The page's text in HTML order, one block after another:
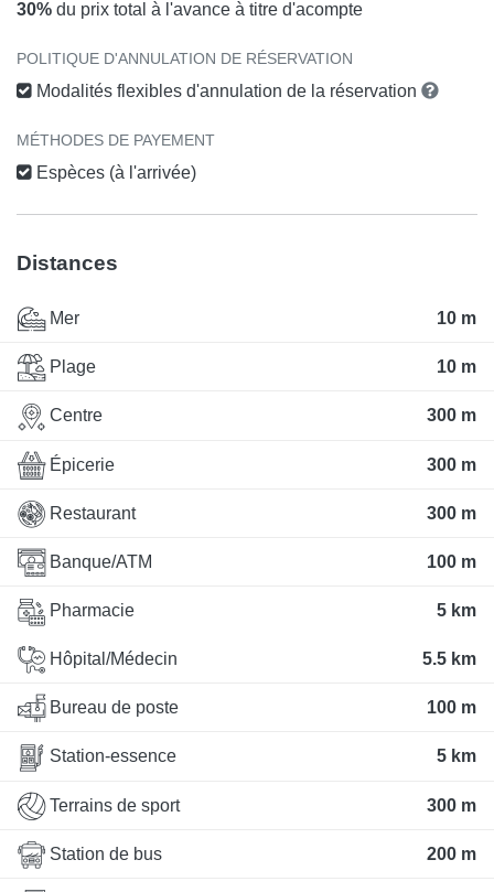
30% du prix total à l'avance à titre d'acompte
POLITIQUE D'ANNULATION DE RÉSERVATION
Modalités flexibles d'annulation de la réservation
MÉTHODES DE PAYEMENT
Espèces (à l'arrivée)
Distances
Mer 10 m
Plage 10 m
Centre 300 m
Épicerie 300 m
Restaurant 300 m
Banque/ATM 100 m
Pharmacie 5 km
Hôpital/Médecin 5.5 km
Bureau de poste 100 m
Station-essence 5 km
Terrains de sport 300 m
Station de bus 200 m